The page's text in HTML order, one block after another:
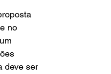
no
deve ser